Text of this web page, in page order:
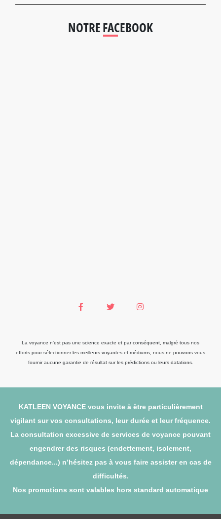
NOTRE FACEBOOK
La voyance n'est pas une science exacte et par conséquent, malgré tous nos
efforts pour sélectionner les meilleurs voyantes et médiums, nous ne pouvons vous
fournir aucune garantie de résultat sur les prédictions ou leurs datations.
KATLEEN VOYANCE vous invite à être particulièrement
vigilant sur vos consultations, leur durée et leur fréquence.
La consultation excessive de services de voyance pouvant
engendrer des risques (endettement, isolement,
dépendance...) n’hésitez pas à vous faire assister en cas de
difficultés.
Nos promotions sont valables hors standard automatique